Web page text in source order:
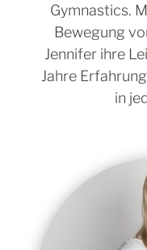
Gymnastics.
Bewegung
Jennifer ihre
Jahre
in